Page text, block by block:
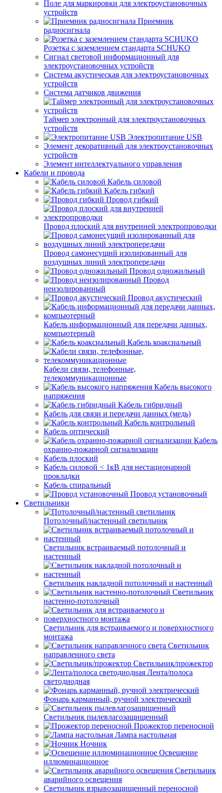
Поле для маркировки для электроустановочных
устройств
Приемник
радиосигнала
Розетка с заземлением стандарта SCHUKO
Сигнал световой информационный для
электроустановочных устройств
Система акустическая для электроустановочных
устройств
Система датчиков движения
Таймер электронный для электроустановочных
устройств
Электропитание USB
Элемент декоративный для электроустановочных
устройств
Элемент интеллектуального управления
Кабели и провода
Кабель силовой
Кабель гибкий
Провод гибкий
Провод плоский для внутренней электропроводки
Провод самонесущий изолированный для
воздушных линий электропередачи
Провод одножильный
Провод
неизолированный
Провод акустический
Кабель информационный для передачи данных,
компьютерный
Кабель коаксиальный
Кабели связи, телефонные,
телекоммуникационные
Кабель высокого
напряжения
Кабель гибридный
Кабель для связи и передачи данных (медь)
Кабель контрольный
Кабель оптический
Кабель
охранно-пожарной сигнализации
Кабель плоский
Кабель силовой < 1кВ для нестационарной
прокладки
Кабель спиральный
Провод установочный
Светильники
Потолочный/настенный светильник
Светильник встраиваемый потолочный и
настенный
Светильник накладной потолочный и настенный
Светильник
настенно-потолочный
Светильник для встраиваемого и поверхностного
монтажа
Светильник
направленного света
Светильник/прожектор
Лента/полоса
светодиодная
Фонарь карманный, ручной электрический
Светильник пылевлагозащищенный
Прожектор переносной
Лампа настольная
Ночник
Освещение
иллюминационное
Светильник
аварийного освещения
Светильник взрывозащищенный переносной